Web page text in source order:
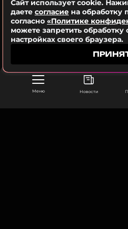
Меню Новости
Смотрите нас в
Сайт использует cookie.
даете согласие на обработку
согласно «Политике
можете запретить
настройках своего браузера.